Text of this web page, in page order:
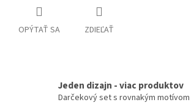
OPÝTAŤ SA ZDIEĽAŤ
Jeden dizajn - viac produktov
Darčekový set s rovnakým motívom